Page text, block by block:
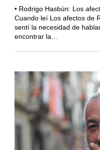
• Rodrigo Hasbún: Los
Cuando leí Los afectos de
sentí la necesidad de
encontrar la…